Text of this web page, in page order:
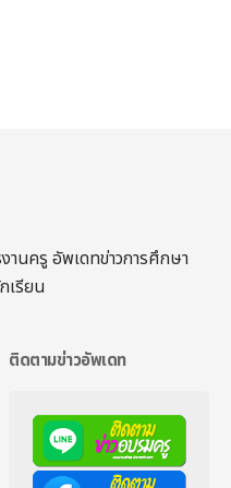
านครู อัพเดทข่าวการศึกษา
เรียน
ติดตามข่าวอัพเดท